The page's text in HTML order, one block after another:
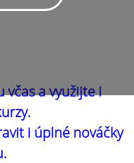
včas a využijte i
i úplné nováčky